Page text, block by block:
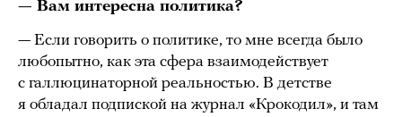
— Вам интересна политика?
— Если говорить о политике, то мне всегда было
любопытно, как эта сфера взаимодействует
с галлюцинаторной реальностью. В детстве
я обладал подпиской на журнал «Крокодил», и там